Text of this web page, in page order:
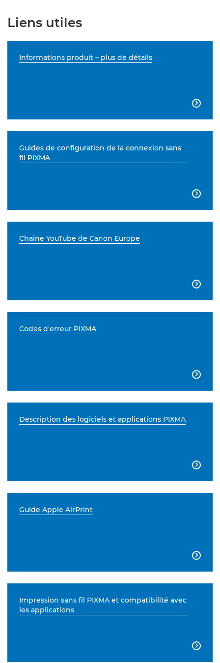
Liens utiles
Informations produit – plus de détails

Guides de configuration de la connexion sans
fil PIXMA

Chaîne YouTube de Canon Europe

Codes d'erreur PIXMA

Description des logiciels et applications PIXMA

Guide Apple AirPrint

Impression sans fil PIXMA et compatibilité avec
les applications
